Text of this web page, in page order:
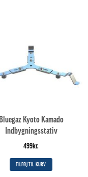
Bluegaz Kyoto Kamado
Indbygningsstativ
499kr.
TILFØJ TIL KURV